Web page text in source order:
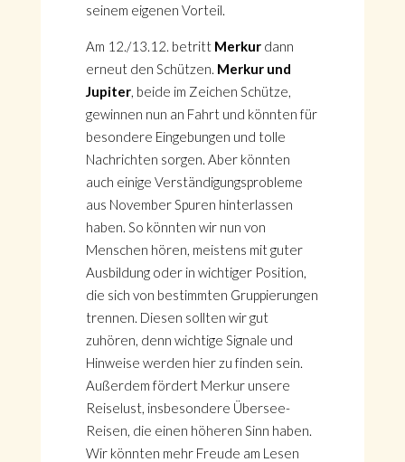
seinem eigenen Vorteil.
Am 12./13.12. betritt Merkurdann
erneut den Schützen. Merkur und
Jupiter, beide im Zeichen Schütze,
gewinnen nun an Fahrt und könnten für
besondere Eingebungen und tolle
Nachrichten sorgen. Aber könnten
auch einige Verständigungsprobleme
aus November Spuren hinterlassen
haben. So könnten wir nun von
Menschen hören, meistens mit guter
Ausbildung oder in wichtiger Position,
die sich von bestimmten Gruppierungen
trennen. Diesen sollten wir gut
zuhören, denn wichtige Signale und
Hinweise werden hier zu finden sein.
Außerdem fördert Merkur unsere
Reiselust, insbesondere Übersee-
Reisen, die einen höheren Sinn haben.
Wir könnten mehr Freude am Lesen